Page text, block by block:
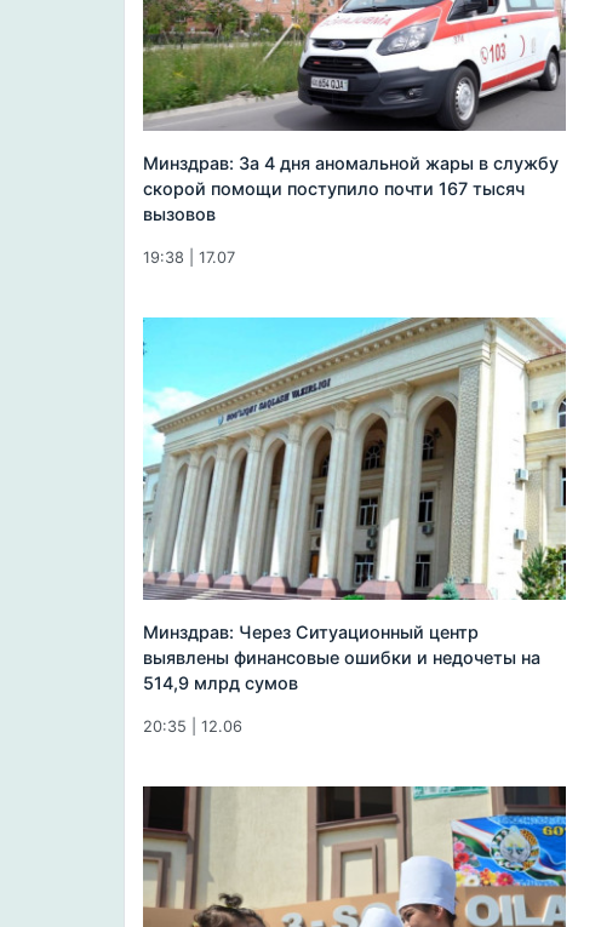
Минздрав: За 4 дня аномальной жары в службу
скорой помощи поступило почти 167 тысяч
вызовов
19:38 | 17.07
Минздрав: Через Ситуационный центр
выявлены финансовые ошибки и недочеты на
514,9 млрд сумов
20:35 | 12.06